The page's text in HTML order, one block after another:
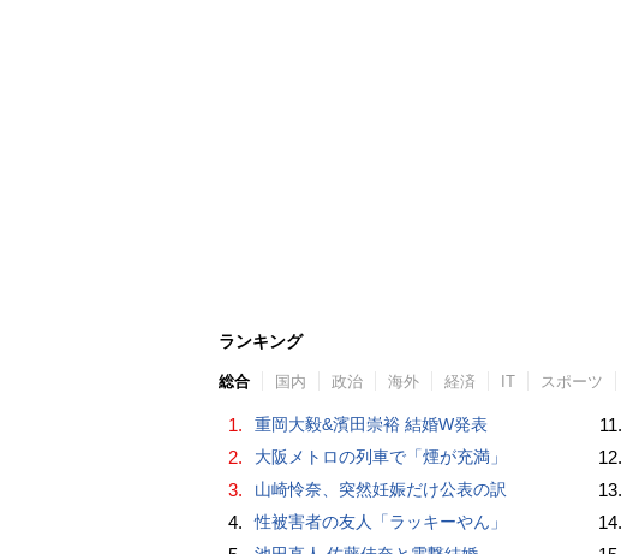
ランキング
総合 国内 政治 海外 経済 IT スポーツ
1. 重岡大毅&濱田崇裕 結婚W発表
2. 大阪メトロの列車で「煙が充満」
3. 山崎怜奈、突然妊娠だけ公表の訳
4. 性被害者の友人「ラッキーやん」
11.
12.
13.
14.